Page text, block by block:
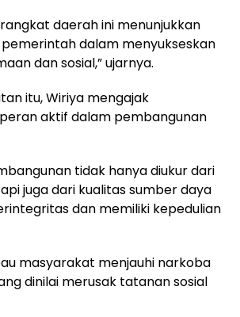
daerah ini menunjukkan
dalam menyukseskan
dan sosial,” ujarnya.
itu, Wiriya mengajak
aktif dalam pembangunan
tidak hanya diukur dari
juga dari kualitas sumber daya
dan memiliki kepedulian
masyarakat menjauhi narkoba
dinilai merusak tatanan sosial